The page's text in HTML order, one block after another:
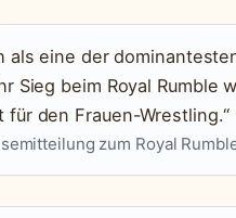
als eine der
Sieg beim Royal Rumble
den Frauen-Wrestling.“
zum Royal